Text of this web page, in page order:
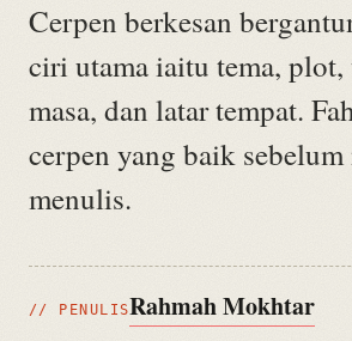
Cerpen berkesan
ciri utama iaitu tema, plot,
masa, dan latar tempat.
cerpen yang baik
menulis.
// PENULISRahmah Mokhtar